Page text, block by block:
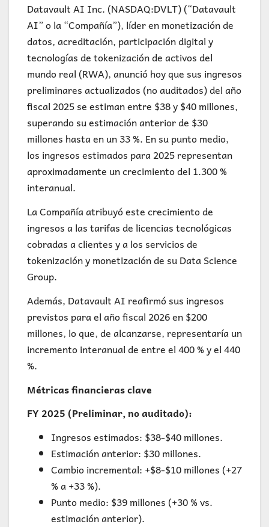
Datavault AI Inc. (NASDAQ:DVLT) (“Datavault
AI” o la “Compañía”), líder en monetización de
datos, acreditación, participación digital y
tecnologías de tokenización de activos del
mundo real (RWA), anunció hoy que sus ingresos
preliminares actualizados (no auditados) del año
fiscal 2025 se estiman entre $38 y $40 millones,
superando su estimación anterior de $30
millones hasta en un 33 %. En su punto medio,
los ingresos estimados para 2025 representan
aproximadamente un crecimiento del 1.300 %
interanual.
La Compañía atribuyó este crecimiento de
ingresos a las tarifas de licencias tecnológicas
cobradas a clientes y a los servicios de
tokenización y monetización de su Data Science
Group.
Además, Datavault AI reafirmó sus ingresos
previstos para el año fiscal 2026 en $200
millones, lo que, de alcanzarse, representaría un
incremento interanual de entre el 400 % y el 440
%.
Métricas financieras clave
FY 2025 (Preliminar, no auditado):
Ingresos estimados: $38-$40 millones.
Estimación anterior: $30 millones.
Cambio incremental: +$8-$10 millones (+27
% a +33 %).
Punto medio: $39 millones (+30 % vs.
estimación anterior).